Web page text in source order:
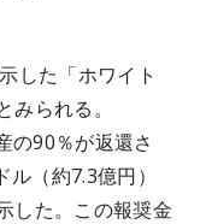
した「ホワイト
られる。
の90％が返還さ
（約7.3億円）
した。この報奨金